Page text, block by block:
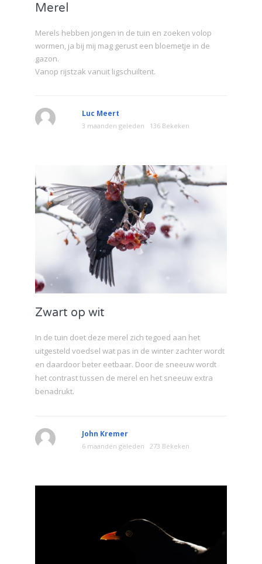
Merel
Merels hebben jongen in de tuin en zoeken volop
wormen, ja bij mij mag gerust een bloemetje in de
gazon.
Vanop rijstzak vanuit ligschuiltent.
Luc Meert
3 maanden geleden 136 Bekeken
Zwart op wit
In de tuin doet deze merel zich tegoed aan het
uitgesteld voedsel wat pas in de winter zachter wordt
en daardoor beter eetbaar. Door de sneeuw wordt
het contrast tussen de merel en het sneeuw extra
benadrukt.
John Kremer
6 maanden geleden 273 Bekeken